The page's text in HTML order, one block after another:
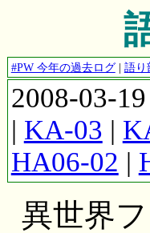
#PW 今年の過去ログ| 語り
2008-03-
| KA-03 |
HA06-02 |
異世界